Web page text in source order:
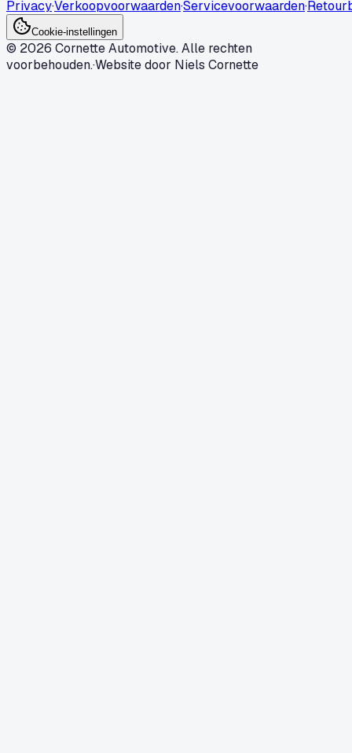
Privacy·Verkoopvoorwaarden·Servicevoorwaarden·
Cookie-instellingen
© 2026 Cornette Automotive. Alle rechten
voorbehouden.·Website door Niels Cornette